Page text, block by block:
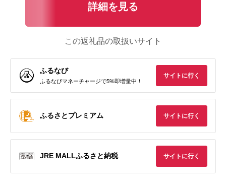
詳細を見る
この返礼品の取扱いサイト
ふるなび
ふるなびマネーチャージで5%即増量中！
サイトに行く
ふるさとプレミアム サイトに行く
JRE MALLふるさと納税 サイトに行く